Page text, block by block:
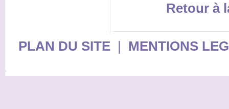
Retour à
PLAN DU SITE| MENTIONS